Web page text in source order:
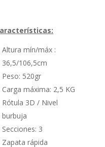
Altura mín/máx :
36,5/106,5cm
Peso: 520gr
Carga máxima: 2,5 KG
Rótula 3D / Nivel
burbuja
Secciones: 3
Zapata rápida